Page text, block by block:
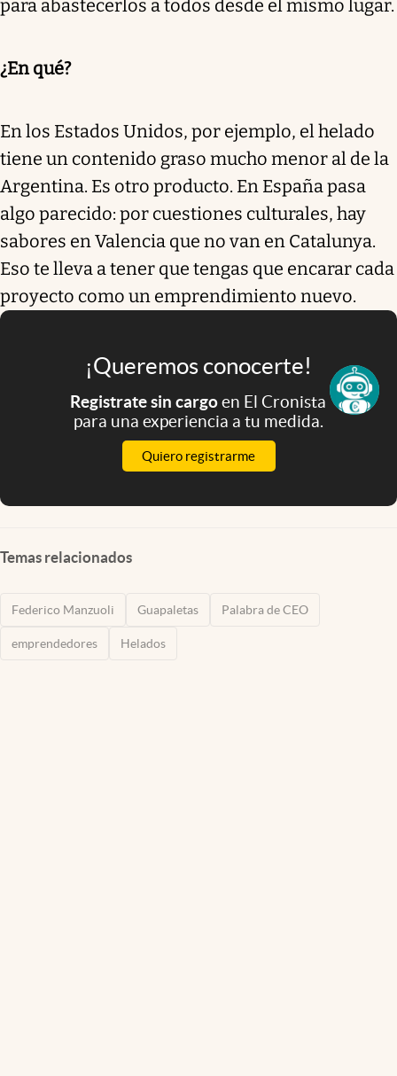
para abastecerlos a todos desde el mismo lugar.
¿En qué?
En los Estados Unidos, por ejemplo, el helado
tiene un contenido graso mucho menor al de la
Argentina. Es otro producto. En España pasa
algo parecido: por cuestiones culturales, hay
sabores en Valencia que no van en Catalunya.
Eso te lleva a tener que tengas que encarar cada
proyecto como un emprendimiento nuevo.
¡Queremos conocerte!
Registrate sin cargoen El Cronista
para una experiencia a tu medida.
Quiero registrarme
Temas relacionados
Federico Manzuoli Guapaletas Palabra de CEO
emprendedores Helados